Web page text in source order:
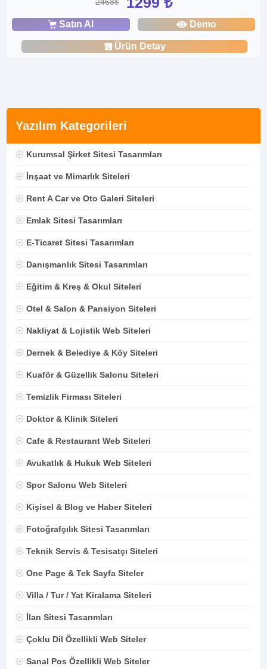
Yazılım Kategorileri
Kurumsal Şirket Sitesi Tasarımları
İnşaat ve Mimarlık Siteleri
Rent A Car ve Oto Galeri Siteleri
Emlak Sitesi Tasarımları
E-Ticaret Sitesi Tasarımları
Danışmanlık Sitesi Tasarımları
Eğitim & Kreş & Okul Siteleri
Otel & Salon & Pansiyon Siteleri
Nakliyat & Lojistik Web Siteleri
Dernek & Belediye & Köy Siteleri
Kuaför & Güzellik Salonu Siteleri
Temizlik Firması Siteleri
Doktor & Klinik Siteleri
Cafe & Restaurant Web Siteleri
Avukatlık & Hukuk Web Siteleri
Spor Salonu Web Siteleri
Kişisel & Blog ve Haber Siteleri
Fotoğrafçılık Sitesi Tasarımları
Teknik Servis & Tesisatçı Siteleri
One Page & Tek Sayfa Siteler
Villa / Tur / Yat Kiralama Siteleri
İlan Sitesi Tasarımları
Çoklu Dil Özellikli Web Siteler
Sanal Pos Özellikli Web Siteler
Satın Al Demo
Ürün Detay